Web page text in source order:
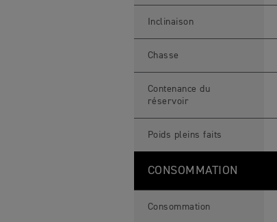
Inclinaison
Chasse
Contenance du
réservoir
Poids pleins faits
CONSOMMATION
Consommation